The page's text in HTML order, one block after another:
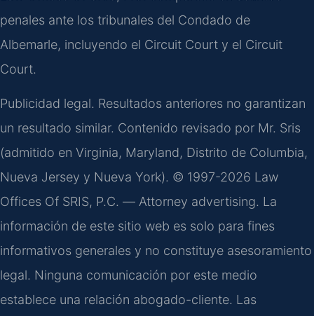
penales ante los tribunales del Condado de
Albemarle, incluyendo el Circuit Court y el Circuit
Court.
Publicidad legal. Resultados anteriores no garantizan
un resultado similar. Contenido revisado por Mr. Sris
(admitido en Virginia, Maryland, Distrito de Columbia,
Nueva Jersey y Nueva York). © 1997-2026 Law
Offices Of SRIS, P.C. — Attorney advertising. La
información de este sitio web es solo para fines
informativos generales y no constituye asesoramiento
legal. Ninguna comunicación por este medio
establece una relación abogado-cliente. Las